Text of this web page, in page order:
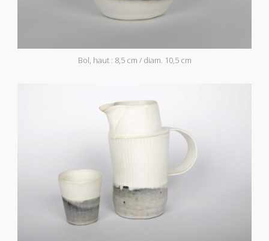
Bol, haut : 8,5 cm / diam. 10,5 cm